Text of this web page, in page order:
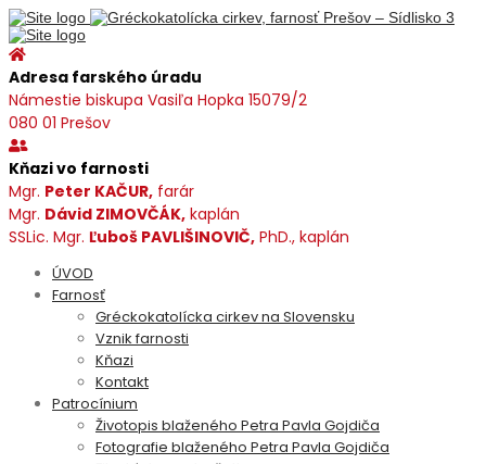
Adresa farského úradu
Námestie biskupa Vasiľa Hopka 15079/2
080 01 Prešov
Kňazi vo farnosti
Mgr. Peter KAČUR, farár
Mgr. Dávid ZIMOVČÁK, kaplán
SSLic. Mgr. Ľuboš PAVLIŠINOVIČ, PhD., kaplán
ÚVOD
Farnosť
Gréckokatolícka cirkev na Slovensku
Vznik farnosti
Kňazi
Kontakt
Patrocínium
Životopis blaženého Petra Pavla Gojdiča
Fotografie blaženého Petra Pavla Gojdiča